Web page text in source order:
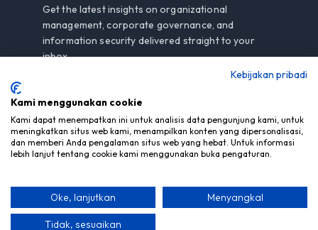
Get the latest insights on organizational
management, corporate governance, and
information security delivered straight to your
inbox.
Subscribe
By subscribing, you agree to ourPrivacy Notice.
© Copyright 2026 PT Mitra Berdaya Optima - All Rights
Reserved
Kebijakan pribadi
Kami menggunakan cookie
Kami dapat menempatkan ini untuk analisis data pengunjung kami, untuk
meningkatkan situs web kami, menampilkan konten yang dipersonalisasi,
dan memberi Anda pengalaman situs web yang hebat. Untuk informasi
lebih lanjut tentang cookie kami menggunakan buka pengaturan.
Oke, lanjutkan Menyangkal
Tidak, sesuaikan